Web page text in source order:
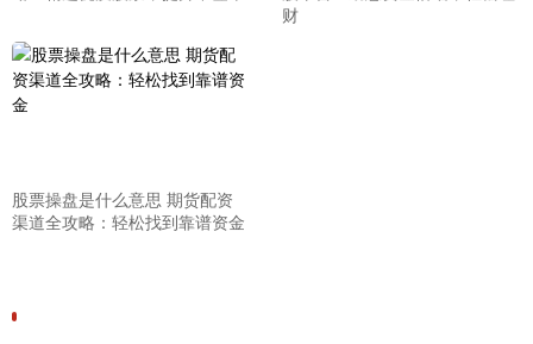
财
股票操盘是什么意思 期货配资
渠道全攻略：轻松找到靠谱资金